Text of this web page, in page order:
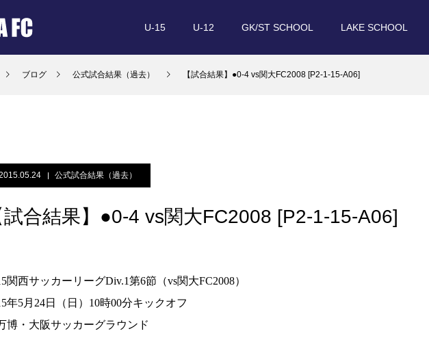
U-15 U-12 GK/ST SCHOOL LAKE SCHOOL
ブログ 公式試合結果（過去） 【試合結果】●0-4 vs関大FC2008 [P2-1-15-A06]
公式試合結果（過去）
試合結果】●0-4 vs関大FC2008 [P2-1-15-A06]
関西サッカーリーグDiv.1第6節（vs関大FC2008）
年5月24日（日）10時00分キックオフ
博・大阪サッカーグラウンド